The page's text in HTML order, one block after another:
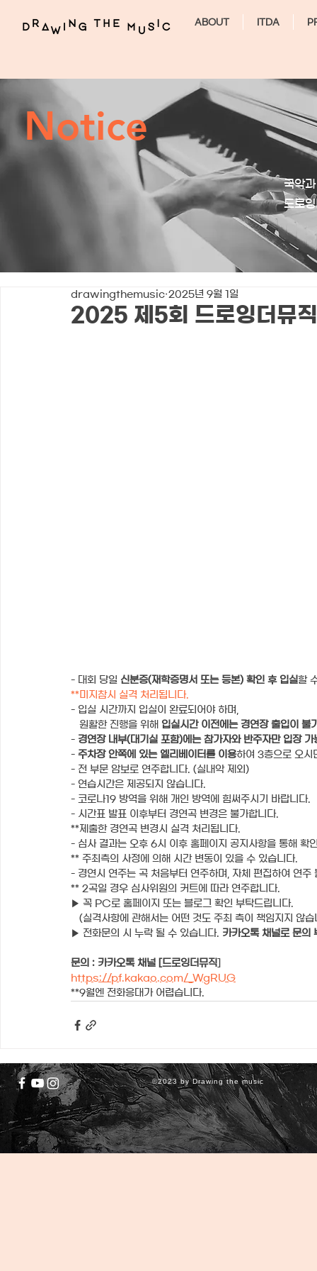
ABOUT ITDA
Notice
국악
드로
2025 제5회 드로잉더뮤
drawingthemusic 2025년 9월 1일
- 대회 당일 신분증(재학증명서 또는 등본) 확인 후 입실할
**미지참시 실격 처리됩니다.
- 입실 시간까지 입실이 완료되어야 하며,
   원활한 진행을 위해
입실시간 이전에는 경연장 출입이 불
- 경연장 내부(대기실 포함)에는 참가자와 반주자만 입장 가
- 주차장 안쪽에 있는 엘리베이터를 이용하여 3층으로 오시
- 전 부문 암보로 연주합니다. (실내악 제외)
- 연습시간은 제공되지 않습니다.
- 코로나19 방역을 위해 개인 방역에 힘써주시기 바랍니다.
- 시간표 발표 이후부터 경연곡 변경은 불가합니다.
**제출한 경연곡 변경시 실격 처리됩니다.
- 심사 결과는 오후 6시 이후 홈페이지 공지사항을 통해 확
** 주최측의 사정에 의해 시간 변동이 있을 수 있습니다.
- 경연시 연주는 곡 처음부터 연주하며, 자체 편집하여 연주
** 2곡일 경우 심사위원의 커트에 따라 연주합니다.
▶ 꼭 PC로 홈페이지 또는 블로그 확인 부탁드립니다.
(실격사항에 관해서는 어떤 것도 주최 측이 책임지지 않습
▶ 전화문의 시 누락 될 수 있습니다. 카카오톡 채널로 문의
문의 : 카카오톡 채널 [드로잉더뮤직
https://pf.kakao.com/_WgRUG
**9월엔 전화응대가 어렵습니다.
©2023 by Drawing the music